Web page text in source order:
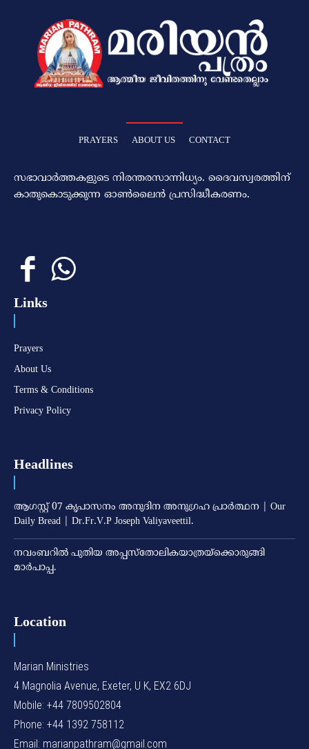
PRAYERS ABOUT US CONTACT
സഭാവാര്‍ത്തകളുടെ നിരന്തരസാന്നിധ്യം. ദൈവസ്വരത്തിന്‌
കാതുകൊടുക്കുന്ന ഓണ്‍ലൈന്‍ പ്രസിദ്ധീകരണം.
Links
Prayers
About Us
Terms & Conditions
Privacy Policy
Headlines
ആഗസ്റ്റ് 07 കൃപാസനം അനുദിന അനുഗ്രഹ പ്രാർത്ഥന | Our
Daily Bread | Dr.Fr.V.P Joseph Valiyaveettil.
നവംബറില്‍ പുതിയ അപ്പസ്‌തോലികയാത്രയ്‌ക്കൊരുങ്ങി
മാര്‍പാപ്പ.
Location
Marian Ministries
4 Magnolia Avenue, Exeter, U K, EX2 6DJ
Mobile: +44 7809502804
Phone: +44 1392 758112
Email: marianpathram@gmail.com